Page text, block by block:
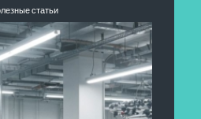
статьи